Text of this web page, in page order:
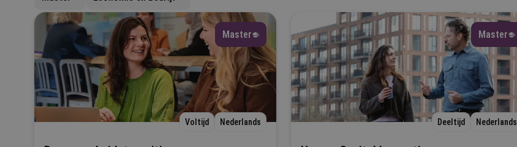
Type
Selecteer
Mijn vooropleiding
Master
Voltijd Nederlands
Master
Deeltijd Nederlands